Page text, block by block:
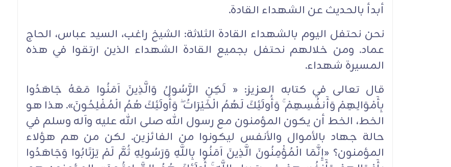
أبدأ بالحديث عن الشهداء القادة.‏
نحن نحتفل اليوم بالشهداء القادة الثلاثة: الشيخ راغب، السيد عباس، الحاج
عماد. ومن خلالهم نحتفل ‏بجميع القادة ‏الشهداء الذين ارتقوا في هذه
المسيرة شهداء. ‏
قال تعالى في كتابه العزيز: « لَٰكِنِ الرَّسُولُ وَالَّذِينَ آمَنُوا مَعَهُ جَاهَدُوا
بِأَمْوَالِهِمْ وَأَنفُسِهِمْ ۚ وَأُولَٰئِكَ لَهُمُ ‏الْخَيْرَاتُ ۖ وَأُولَٰئِكَ هُمُ ‏الْمُفْلِحُونَ». هذا هو
الخط، الخط أن يكون المؤمنون مع رسول الله صلى الله عليه ‏وآله وسلم في
حالة جهاد بالأموال ‏والأنفس ليكونوا من الفائزين. لكن من هم هؤلاء
المؤمنون؟ «إِنَّمَا ‏الْمُؤْمِنُونَ الَّذِينَ آمَنُوا بِاللَّهِ وَرَسُولِهِ ثُمَّ لَمْ يَرْتَابُوا ‏وَجَاهَدُوا